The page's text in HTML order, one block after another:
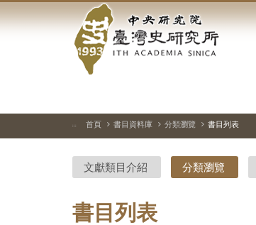
到
中
央
研
院-
臺
灣
史
::: 首頁 書目資料庫 分類瀏覽 書目列表
文獻類目介紹 分類瀏覽
書目列表